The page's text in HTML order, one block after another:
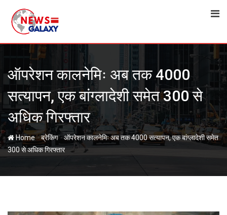
content
ऑपरेशन कालनेमिः अब तक 4000
सत्यापन, एक बांग्लादेशी समेत 300 से
अधिक गिरफ्तार
Home-ब्रेकिंग-ऑपरेशन कालनेमिः अब तक 4000 सत्यापन, एक बांग्लादेशी समेत
300 से अधिक गिरफ्तार